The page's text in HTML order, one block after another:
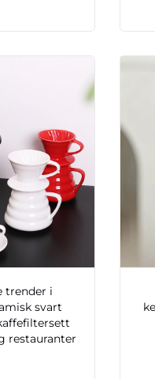
trender i
svart
restauranter